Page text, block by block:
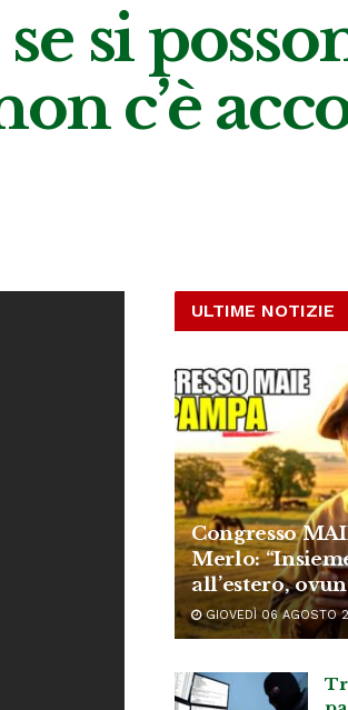
si
c’è
ULTIME NOTIZIE
Congresso
Merlo:
all’estero,
GIOVEDÌ 06 AGOSTO